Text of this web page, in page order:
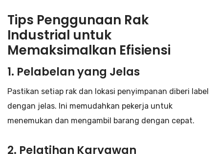
Tips Penggunaan Rak
Industrial untuk
Memaksimalkan Efisiensi
1. Pelabelan yang Jelas
Pastikan setiap rak dan lokasi penyimpanan diberi label
dengan jelas. Ini memudahkan pekerja untuk
menemukan dan mengambil barang dengan cepat.
2. Pelatihan Karyawan